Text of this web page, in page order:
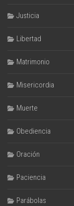
Justicia
Libertad
Matrimonio
Misericordia
Muerte
Obediencia
Oración
Paciencia
Parábolas